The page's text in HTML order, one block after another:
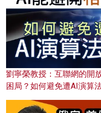
劉寧榮教授：互聯網的開
困局？如何避免遭AI演算